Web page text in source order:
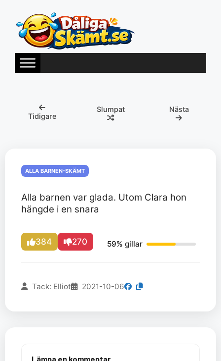
innehåll
Tidigare
Slumpat Nästa
ALLA BARNEN-SKÄMT
Alla barnen var glada. Utom Clara hon
hängde i en snara
384 270 59% gillar
Tack: Elliot 2021-10-06
Lämna en kommentar